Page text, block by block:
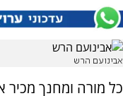
אבינועם הרש
כל מורה ומחנך מכיר